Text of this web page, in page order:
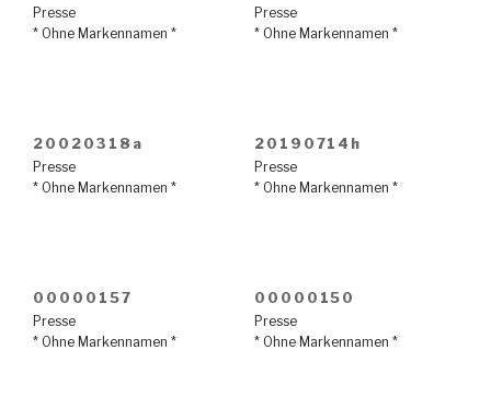
Presse
* Ohne Markennamen *
Presse
* Ohne Markennamen *
20020318a
Presse
* Ohne Markennamen *
20190714h
Presse
* Ohne Markennamen *
00000157
Presse
* Ohne Markennamen *
00000150
Presse
* Ohne Markennamen *